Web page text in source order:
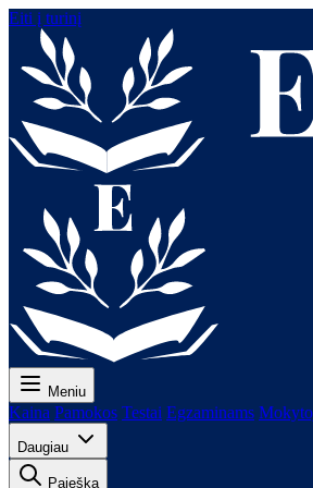
Eiti į turinį
Meniu
Kaina Pamokos Testai Egzaminams
Daugiau
Paieška